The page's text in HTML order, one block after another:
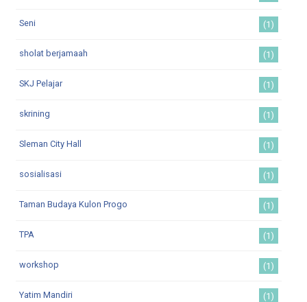
Seni (1)
sholat berjamaah (1)
SKJ Pelajar (1)
skrining (1)
Sleman City Hall (1)
sosialisasi (1)
Taman Budaya Kulon Progo (1)
TPA (1)
workshop (1)
Yatim Mandiri (1)